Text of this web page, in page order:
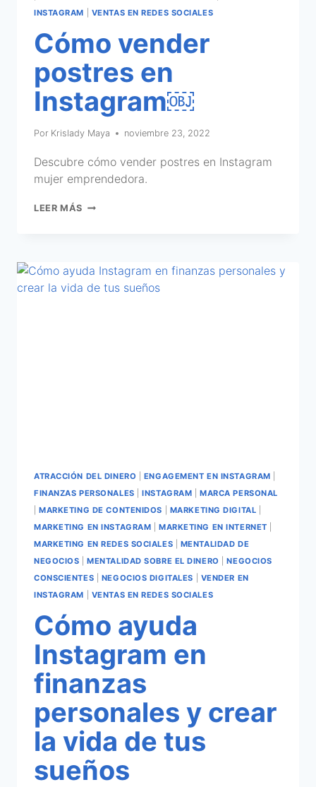
INSTAGRAM
VENTAS EN REDES SOCIALES
Cómo vender
postres en
Instagram￼
Por Krislady Maya noviembre 23, 2022
Descubre cómo vender postres en Instagram
mujer emprendedora.
LEER MÁS
ATRACCIÓN DEL DINERO ENGAGEMENT EN INSTAGRAM
FINANZAS PERSONALES |INSTAGRAM |MARCA PERSONAL
|MARKETING DE CONTENIDOS MARKETING DIGITAL
MARKETING EN INSTAGRAM |MARKETING EN INTERNET
MARKETING EN REDES SOCIALES
MENTALIDAD DE
NEGOCIOS |MENTALIDAD SOBRE EL DINERO |NEGOCIOS
CONSCIENTES
NEGOCIOS DIGITALES
VENDER EN
INSTAGRAM
VENTAS EN REDES SOCIALES
Cómo ayuda
Instagram en
finanzas
personales y crear
la vida de tus
sueños